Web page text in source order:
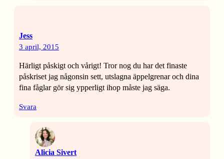
Jess
3 april, 2015
Härligt påskigt och vårigt! Tror nog du har det finaste
påskriset jag någonsin sett, utslagna äppelgrenar och dina
fina fåglar gör sig ypperligt ihop måste jag säga.
Svara
Alicia Sivert